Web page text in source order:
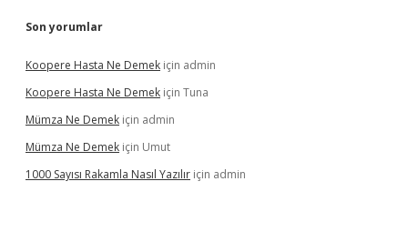
Son yorumlar
Koopere Hasta Ne Demek için admin
Koopere Hasta Ne Demek için Tuna
Mümza Ne Demek için admin
Mümza Ne Demek için Umut
1000 Sayısı Rakamla Nasıl Yazılır için admin